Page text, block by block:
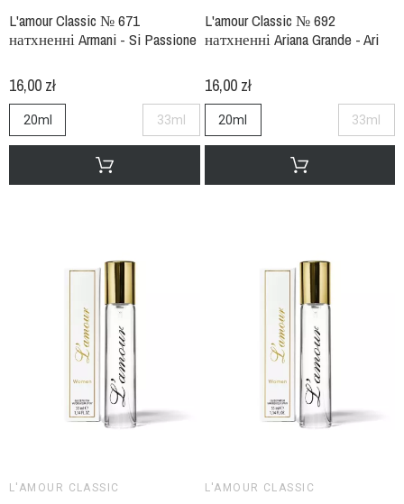
L'amour Classic № 671
натхненні Armani - Si Passione
16,00 zł
20ml 33ml
L'amour Classic № 692
натхненні Ariana Grande - Ari
16,00 zł
20ml 33ml
L'AMOUR CLASSIC L'AMOUR CLASSIC